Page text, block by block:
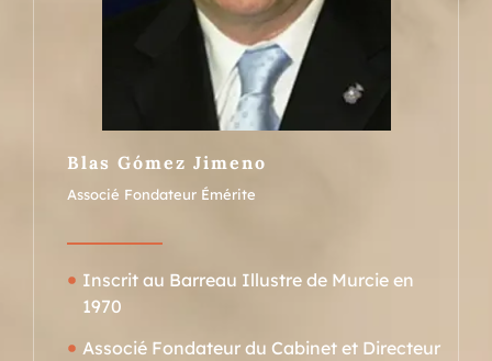
Blas Gómez Jimeno
Associé Fondateur Émérite
Inscrit au Barreau Illustre de Murcie en
1970
Associé Fondateur du Cabinet et Directeur